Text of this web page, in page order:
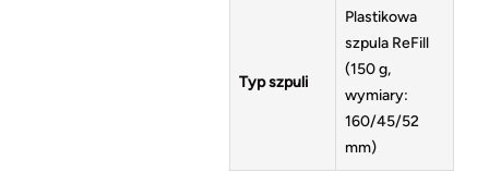
Typ szpuli
Plastikowa
szpula ReFill
(150 g,
wymiary:
160/45/52
mm)